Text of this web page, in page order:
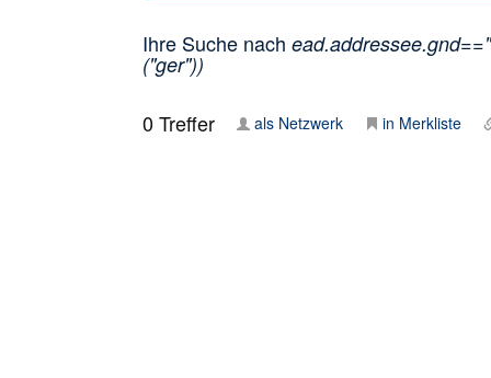
Ihre Suche nach
("ger"))
0Treffer als Netzwerk in Merkliste